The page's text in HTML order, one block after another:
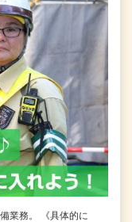
業務。 《具体的に